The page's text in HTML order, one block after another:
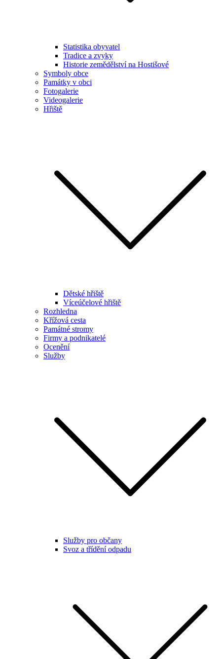
Statistika obyvatel
Tradice a zvyky
Historie zemědělství na Hostišové
Symboly obce
Památky v obci
Fotogalerie
Videogalerie
Hřiště
Dětské hřiště
Víceúčelové hřiště
Rozhledna
Křížová cesta
Památné stromy
Firmy a podnikatelé
Ocenění
Služby
Služby pro občany
Svoz a třídění odpadu